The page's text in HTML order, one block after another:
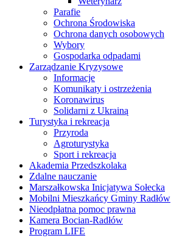
Parafie
Ochrona Środowiska
Ochrona danych osobowych
Wybory
Gospodarka odpadami
Zarządzanie Kryzysowe
Informacje
Komunikaty i ostrzeżenia
Koronawirus
Solidarni z Ukrainą
Turystyka i rekreacja
Przyroda
Agroturystyka
Sport i rekreacja
Akademia Przedszkolaka
Zdalne nauczanie
Marszałkowska Inicjatywa Sołecka
Mobilni Mieszkańcy Gminy Radłów
Nieodpłatna pomoc prawna
Kamera Bocian-Radłów
Program LIFE